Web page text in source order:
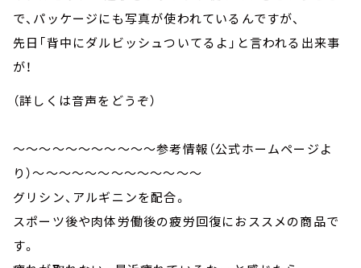
で、パッケージにも写真が使われているんですが、
先日「背中にダルビッシュついてるよ」と言われる出来事
が！
（詳しくは音声をどうぞ）
～～～～～～～～～～～参考情報（公式ホームページよ
り）～～～～～～～～～～～～～
グリシン、アルギニンを配合。
スポーツ後や肉体労働後の疲労回復におススメの商品で
す。